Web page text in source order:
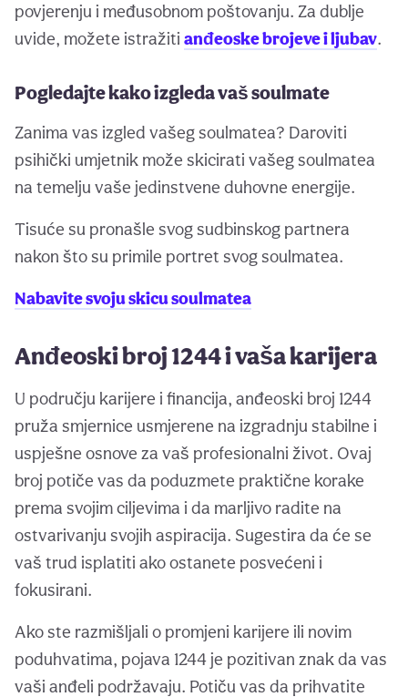
povjerenju i međusobnom poštovanju. Za dublje
uvide, možete istražiti anđeoske brojeve i ljubav.
Pogledajte kako izgleda vaš soulmate
Zanima vas izgled vašeg soulmatea? Daroviti
psihički umjetnik može skicirati vašeg soulmatea
na temelju vaše jedinstvene duhovne energije.
Tisuće su pronašle svog sudbinskog partnera
nakon što su primile portret svog soulmatea.
Nabavite svoju skicu soulmatea
Anđeoski broj 1244 i vaša karijera
U području karijere i financija, anđeoski broj 1244
pruža smjernice usmjerene na izgradnju stabilne i
uspješne osnove za vaš profesionalni život. Ovaj
broj potiče vas da poduzmete praktične korake
prema svojim ciljevima i da marljivo radite na
ostvarivanju svojih aspiracija. Sugestira da će se
vaš trud isplatiti ako ostanete posvećeni i
fokusirani.
Ako ste razmišljali o promjeni karijere ili novim
poduhvatima, pojava 1244 je pozitivan znak da vas
vaši anđeli podržavaju. Potiču vas da prihvatite